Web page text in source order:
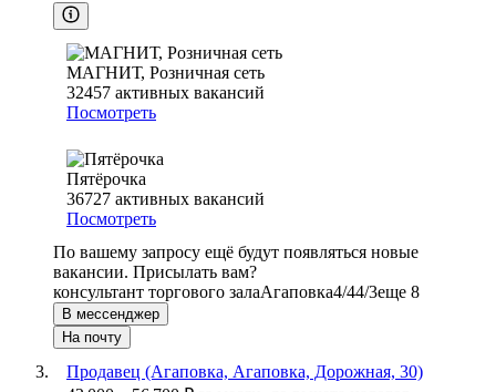
МАГНИТ, Розничная сеть
32457 активных вакансий
Посмотреть
Пятёрочка
36727 активных вакансий
Посмотреть
По вашему запросу ещё будут появляться новые
вакансии. Присылать вам?
консультант торгового залаАгаповка4/44/3еще 8
В мессенджер
На почту
Продавец (Агаповка, Агаповка, Дорожная, 30)